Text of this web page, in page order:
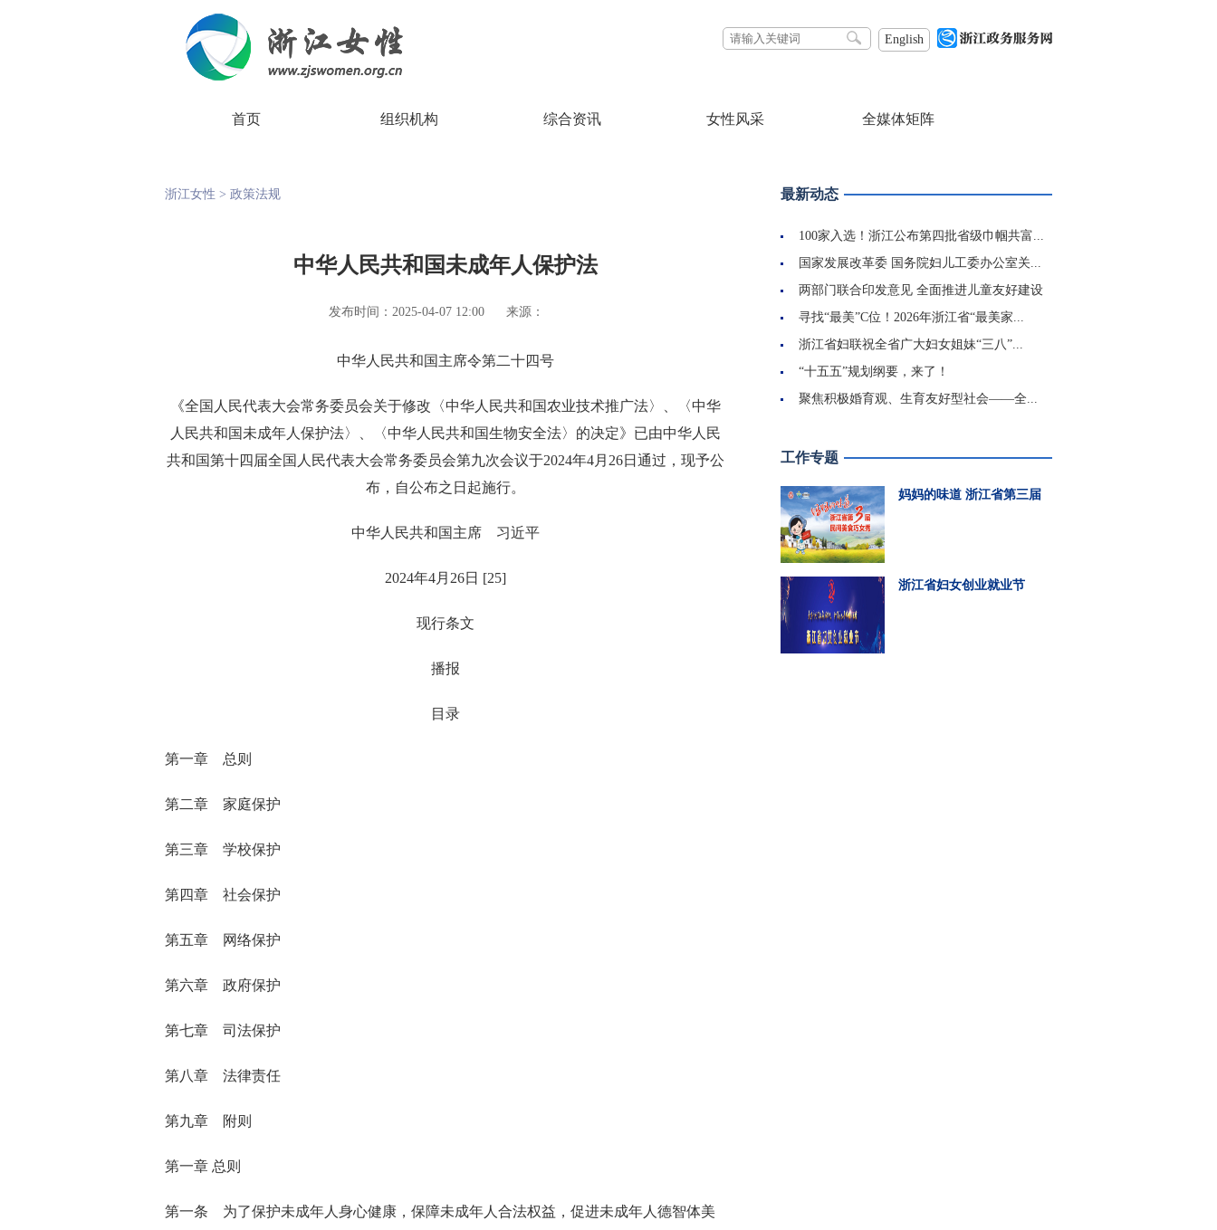
English
首页 组织机构 综合资讯 女性风采 全媒体矩阵
浙江女性 > 政策法规
中华人民共和国未成年人保护法
发布时间：2025-04-07 12:00 来源：
中华人民共和国主席令第二十四号
《全国人民代表大会常务委员会关于修改〈中华人民共和国农业技术推广法〉、〈中华
人民共和国未成年人保护法〉、〈中华人民共和国生物安全法〉的决定》已由中华人民
共和国第十四届全国人民代表大会常务委员会第九次会议于2024年4月26日通过，现予公
布，自公布之日起施行。
中华人民共和国主席 习近平
2024年4月26日 [25]
现行条文
播报
目录
第一章 总则
第二章 家庭保护
第三章 学校保护
第四章 社会保护
第五章 网络保护
第六章 政府保护
第七章 司法保护
第八章 法律责任
第九章 附则
第一章 总则
第一条 为了保护未成年人身心健康，保障未成年人合法权益，促进未成年人德智体美
最新动态
100家入选！浙江公布第四批省级巾帼共富...
国家发展改革委 国务院妇儿工委办公室关...
两部门联合印发意见 全面推进儿童友好建设
寻找“最美”C位！2026年浙江省“最美家...
浙江省妇联祝全省广大妇女姐妹“三八”...
“十五五”规划纲要，来了！
聚焦积极婚育观、生育友好型社会——全...
工作专题
妈妈的味道 浙江省第三届
浙江省妇女创业就业节